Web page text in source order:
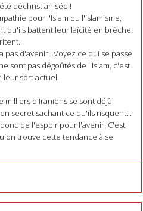
déchristianisée !
pour l'Islam ou l'Islamisme,
qu'ils battent leur laïcité en brèche.
pas d'avenir...Voyez ce qui se passe
sont pas dégoûtés de l'Islam, c'est
leur sort actuel.
milliers d'Iraniens se sont déjà
secret sachant ce qu'ils risquent...
de l'espoir pour l'avenir. C'est
trouve cette tendance à se